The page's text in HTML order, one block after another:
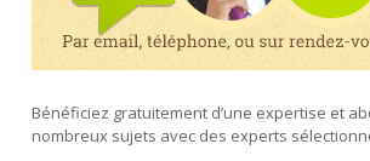
Bénéficiez gratuitement d’une expertise et
nombreux sujets avec des experts